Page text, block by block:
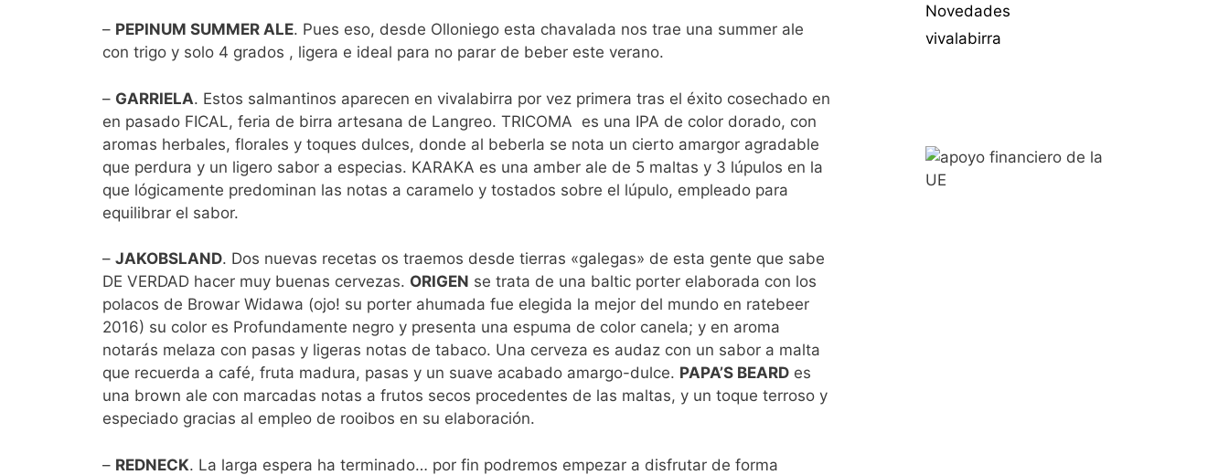
– PEPINUM SUMMER ALE. Pues eso, desde Olloniego esta chavalada nos trae una summer ale
con trigo y solo 4 grados , ligera e ideal para no parar de beber este verano.
– GARRIELA. Estos salmantinos aparecen en vivalabirra por vez primera tras el éxito cosechado en
en pasado FICAL, feria de birra artesana de Langreo. TRICOMA es una IPA de color dorado, con
aromas herbales, florales y toques dulces, donde al beberla se nota un cierto amargor agradable
que perdura y un ligero sabor a especias. KARAKA es una amber ale de 5 maltas y 3 lúpulos en la
que lógicamente predominan las notas a caramelo y tostados sobre el lúpulo, empleado para
equilibrar el sabor.
– JAKOBSLAND. Dos nuevas recetas os traemos desde tierras «galegas» de esta gente que sabe
DE VERDAD hacer muy buenas cervezas. ORIGEN se trata de una baltic porter elaborada con los
polacos de Browar Widawa (ojo! su porter ahumada fue elegida la mejor del mundo en ratebeer
2016) su color es Profundamente negro y presenta una espuma de color canela; y en aroma
notarás melaza con pasas y ligeras notas de tabaco. Una cerveza es audaz con un sabor a malta
que recuerda a café, fruta madura, pasas y un suave acabado amargo-dulce. PAPA’S BEARD es
una brown ale con marcadas notas a frutos secos procedentes de las maltas, y un toque terroso y
especiado gracias al empleo de rooibos en su elaboración.
– REDNECK. La larga espera ha terminado… por fin podremos empezar a disfrutar de forma
Novedades
vivalabirra